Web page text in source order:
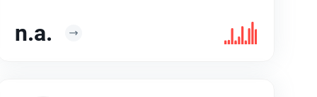
n.a.